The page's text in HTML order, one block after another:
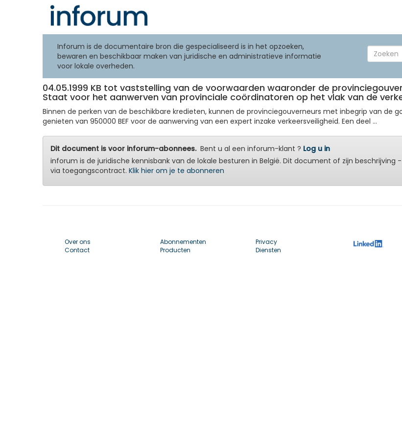
Inforum is de documentaire bron die gespecialiseerd is in het opzoeken,
bewaren en beschikbaar maken van juridische en administratieve informatie
voor lokale overheden.
04.05.1999 KB tot vaststelling van de voorwaarden waaronder de
Staat voor het aanwerven van provinciale coördinatoren op het vlak van de
Binnen de perken van de beschikbare kredieten, kunnen de provinciegouverneurs met inbegrip van de
genieten van 950000 BEF voor de aanwerving van een expert inzake verkeersveiligheid. Een deel ...
Dit document is voor inforum-abonnees.Bent u al een inforum-klant ? Log u in
inforum is de juridische kennisbank van de lokale besturen in België. Dit document of zijn
via toegangscontract. Klik hier om je te abonneren
Over ons
Contact
Abonnementen
Producten
Privacy
Diensten